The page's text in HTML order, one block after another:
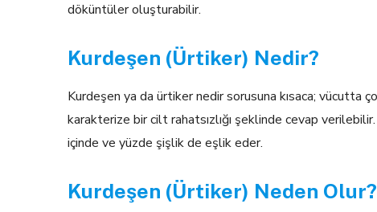
döküntüler oluşturabilir.
Kurdeşen (Ürtiker) Nedir?
Kurdeşen ya da ürtiker nedir sorusuna kısaca; vücutta
karakterize bir cilt rahatsızlığı şeklinde cevap
içinde ve yüzde şişlik de eşlik eder.
Kurdeşen (Ürtiker) Neden Olur?